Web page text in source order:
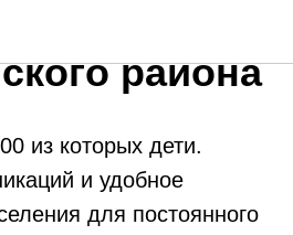
площадки в
района
из которых дети.
и удобное
для постоянного